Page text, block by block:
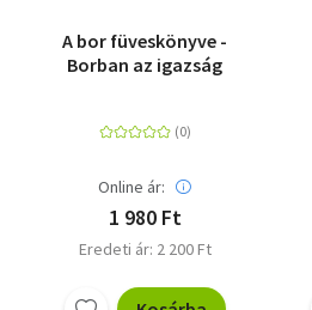
A bor füveskönyve -
Borban az igazság
Online ár:
1 980 Ft
Eredeti ár: 2 200 Ft